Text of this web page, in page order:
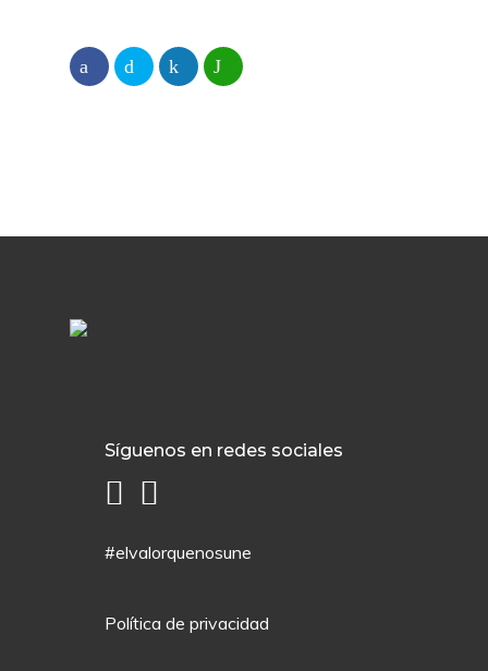
Síguenos en redes sociales
#elvalorquenosune
Política de privacidad